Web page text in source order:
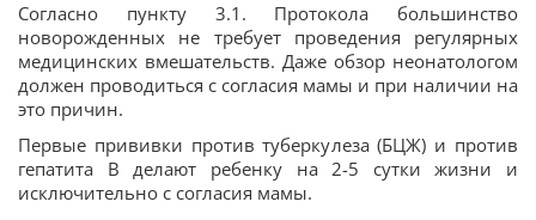
Согласно пункту 3.1. Протокола большинство
новорожденных не требует проведения регулярных
медицинских вмешательств. Даже обзор неонатологом
должен проводиться с согласия мамы и при наличии на
это причин.
Первые прививки против туберкулеза (БЦЖ) и против
гепатита В делают ребенку на 2-5 сутки жизни и
исключительно с согласия мамы.